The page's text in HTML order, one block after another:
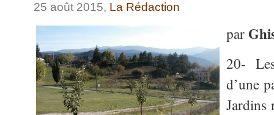
25 août 2015, La Rédaction
par
20-
d’une
Jardins